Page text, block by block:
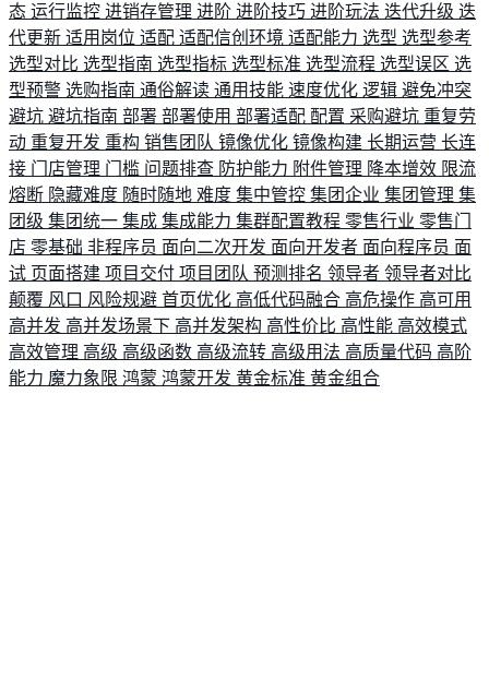
态 运行监控 进销存管理 进阶 进阶技巧 进阶玩法 迭代升级 迭
代更新 适用岗位 适配 适配信创环境 适配能力 选型 选型参考
选型对比 选型指南 选型指标 选型标准 选型流程 选型误区 选
型预警 选购指南 通俗解读 通用技能 速度优化 逻辑 避免冲突
避坑 避坑指南 部署 部署使用 部署适配 配置 采购避坑 重复劳
动 重复开发 重构 销售团队 镜像优化 镜像构建 长期运营 长连
接 门店管理 门槛 问题排查 防护能力 附件管理 降本增效 限流
熔断 隐藏难度 随时随地 难度 集中管控 集团企业 集团管理 集
团级 集团统一 集成 集成能力 集群配置教程 零售行业 零售门
店 零基础 非程序员 面向二次开发 面向开发者 面向程序员 面
试 页面搭建 项目交付 项目团队 预测排名 领导者 领导者对比
颠覆 风口 风险规避 首页优化 高低代码融合 高危操作 高可用
高并发 高并发场景下 高并发架构 高性价比 高性能 高效模式
高效管理 高级 高级函数 高级流转 高级用法 高质量代码 高阶
能力 魔力象限 鸿蒙 鸿蒙开发 黄金标准 黄金组合